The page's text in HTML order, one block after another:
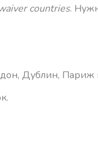
countries.
Дублин, Париж